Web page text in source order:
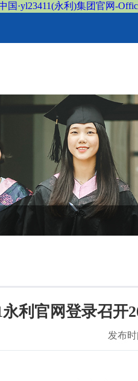
国·yl23411(永利)集团官网-
永利官网登录召开
发布时